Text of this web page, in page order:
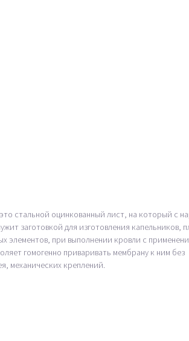
стальной оцинкованный лист, на который с
заготовкой для изготовления капельников,
элементов, при выполнении кровли с
гомогенно приваривать мембрану к ним без
механических креплений.